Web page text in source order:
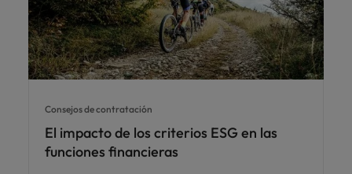
Consejos de contratación
El impacto de los criterios ESG en las
funciones financieras